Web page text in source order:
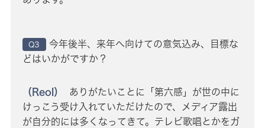
Q3
今年後半、来年へ向けての意気込み、目標な
どはいかがですか？
（Reol）
ありがたいことに「第六感」が世の中に
けっこう受け入れていただけたので、メディア露出
が自分的には多くなってきて。テレビ歌唱とかをガ